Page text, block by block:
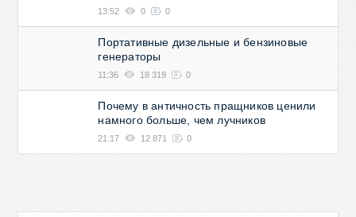
13:52 0 0
Портативные дизельные и бензиновые
генераторы
11:36 18 319 0
Почему в античность пращников ценили
намного больше, чем лучников
21:17 12 871 0